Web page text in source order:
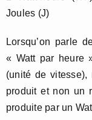
Joules (J)
Lorsqu’on parle
« Watt par heure
(unité de vitesse),
produit et non un
produite par un